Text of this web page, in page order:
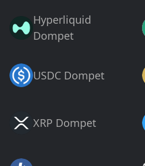
Hyperliquid
Dompet
USDC Dompet
XRP Dompet